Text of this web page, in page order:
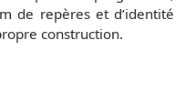
de repères et d’identité
construction.